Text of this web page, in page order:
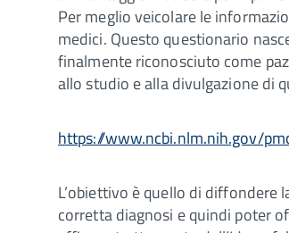
Per meglio veicolare le
medici. Questo questionario
finalmente riconosciuto come
allo studio e alla divulgazione di
https://www.ncbi.nlm.nih.gov/
L’obiettivo è quello di diffondere
corretta diagnosi e quindi poter